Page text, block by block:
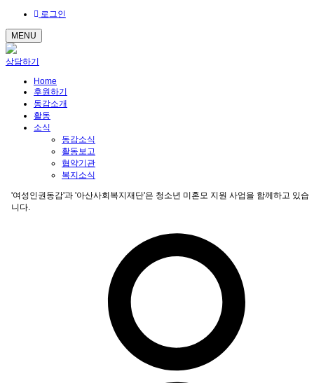
로그인
MENU
상담하기
Home
후원하기
동감소개
활동
소식
동감소식
활동보고
협약기관
복지소식
'여성인권동감'과 '아산사회복지재단'은 청소년 미혼모 지원 사업을 함께하고 있습
니다.